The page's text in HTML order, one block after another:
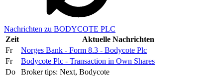
Nachrichten zu BODYCOTE PLC
Zeit
Aktuelle Nachrichten
Fr
Norges Bank - Form 8.3 - Bodycote Plc
Fr
Bodycote Plc - Transaction in Own Shares
Do
Broker tips: Next, Bodycote